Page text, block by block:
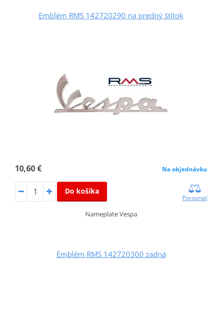
Emblém RMS 142720290 na predný štítok
10,60 € Na objednávku
Do košíka
Porovnať
Nameplate Vespa
Emblém RMS 142720300 zadná